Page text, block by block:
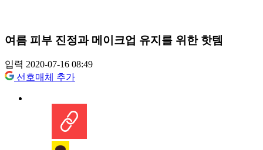
여름 피부 진정과 메이크업 유지를 위한 핫템
입력 2020-07-16 08:49
선호매체 추가